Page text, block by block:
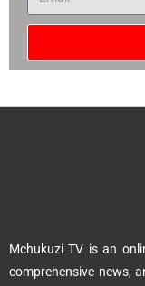
A
i
v
Mchukuzi TV is an
comprehensive news,